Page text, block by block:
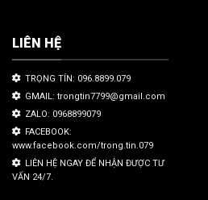
LIÊN HỆ
TRỌNG TÍN: 096.8899.079
GMAIL: trongtin7799@gmail.com
ZALO: 0968899079
FACEBOOK:
www.facebook.com/trong.tin.079
LIÊN HỆ NGAY ĐỂ NHẬN ĐƯỢC TƯ
VẤN 24/7.